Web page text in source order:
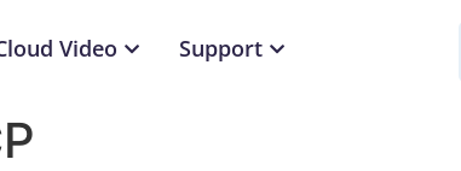
Video Support